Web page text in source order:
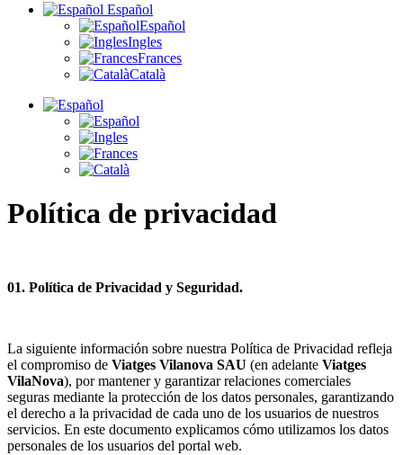
Español
Español
Ingles
Frances
Català
Política de privacidad
01. Política de Privacidad y Seguridad.
La siguiente información sobre nuestra Política de Privacidad refleja
el compromiso de Viatges Vilanova SAU (en adelante Viatges
VilaNova), por mantener y garantizar relaciones comerciales
seguras mediante la protección de los datos personales, garantizando
el derecho a la privacidad de cada uno de los usuarios de nuestros
servicios. En este documento explicamos cómo utilizamos los datos
personales de los usuarios del portal web.